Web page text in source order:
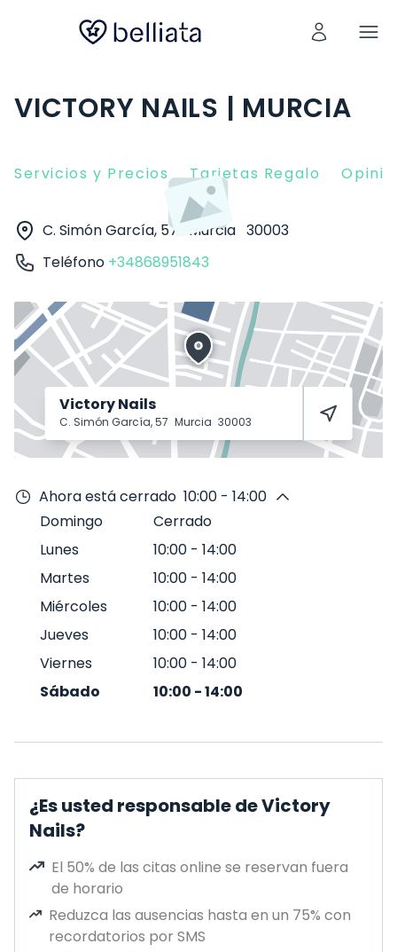
VICTORY NAILS | MURCIA
Servicios y Precios Tarjetas Regalo
C. Simón García, 57 Murcia 30003
Teléfono +34868951843
Victory Nails
C. Simón García, 57 Murcia 30003
Ahora está cerrado 10:00 - 14:00
Domingo
Cerrado
Lunes
10:00 - 14:00
Martes
10:00 - 14:00
Miércoles
10:00 - 14:00
Jueves
10:00 - 14:00
Viernes
10:00 - 14:00
Sábado
10:00 -14:00
¿Es usted responsable de Victory
Nails?
El 50% de las citas online se reservan fuera
de horario
Reduzca las ausencias hasta en un 75% con
recordatorios por SMS